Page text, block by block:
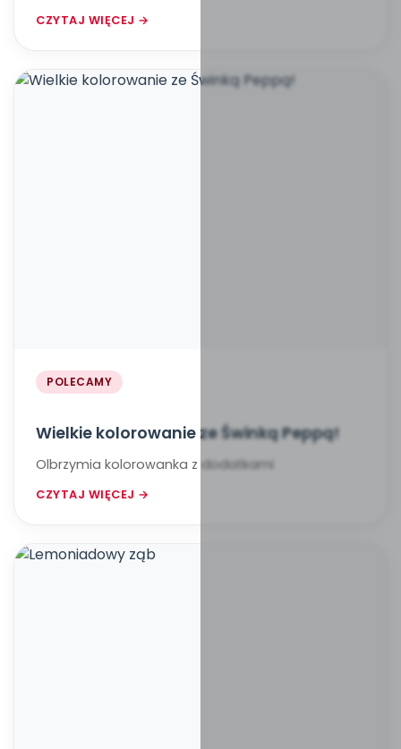
CZYTAJ WIĘCEJ →
POLECAMY
Wielkie kolorowanie ze Świnką Peppą!
Olbrzymia kolorowanka z dodatkami
CZYTAJ WIĘCEJ →